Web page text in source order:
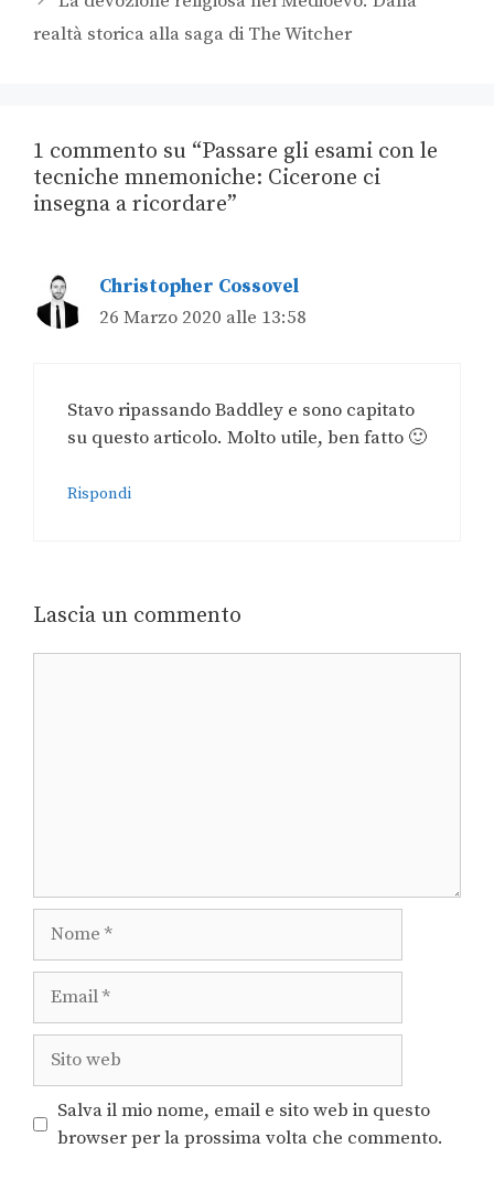
realtà storica alla saga di The Witcher
1 commento su “Passare gli esami con le
tecniche mnemoniche: Cicerone ci
insegna a ricordare”
Christopher Cossovel
26 Marzo 2020 alle 13:58
Stavo ripassando Baddley e sono capitato
su questo articolo. Molto utile, ben fatto 🙂
Rispondi
Lascia un commento
Salva il mio nome, email e sito web in questo
browser per la prossima volta che commento.